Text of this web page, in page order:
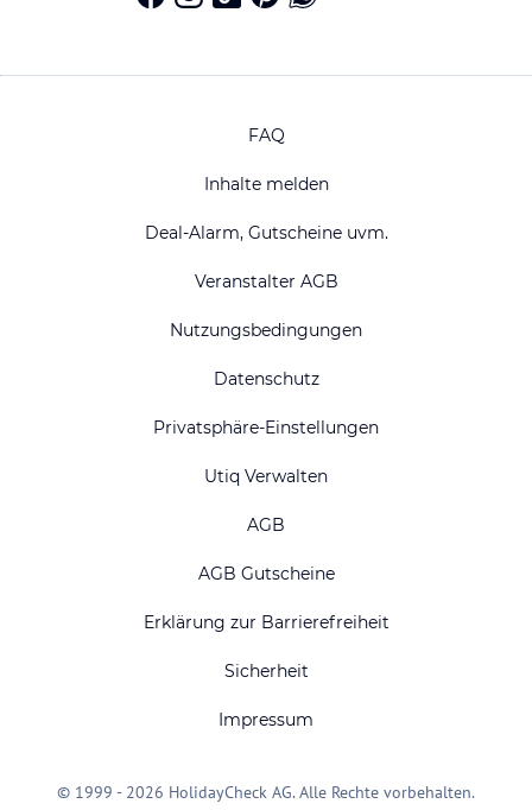
FAQ
Inhalte melden
Deal-Alarm, Gutscheine uvm.
Veranstalter AGB
Nutzungsbedingungen
Datenschutz
Privatsphäre-Einstellungen
Utiq Verwalten
AGB
AGB Gutscheine
Erklärung zur Barrierefreiheit
Sicherheit
Impressum
© 1999 - 2026 HolidayCheck AG. Alle Rechte vorbehalten.